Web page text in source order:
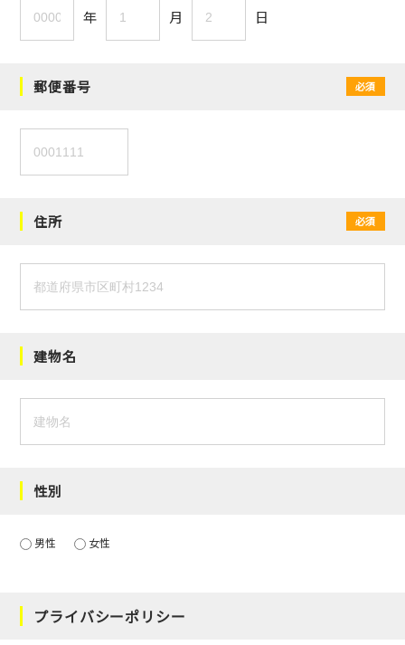
年 月 日
郵便番号 必須
住所 必須
建物名
性別
男性 女性
プライバシーポリシー